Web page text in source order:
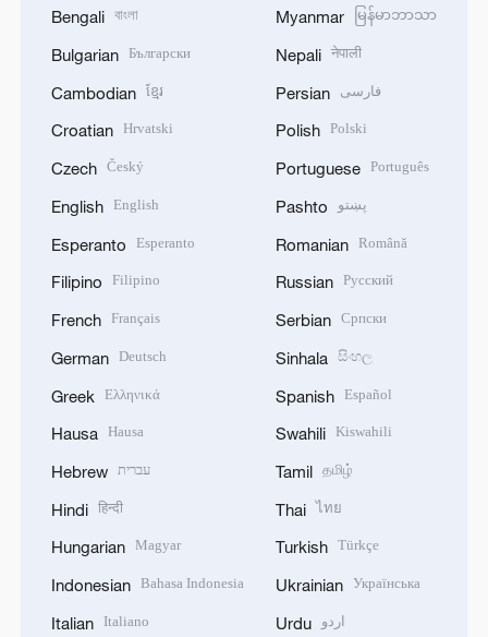
Bengali বাংলা
Bulgarian Български
Cambodian ខ្មែរ
Croatian Hrvatski
Czech Český
English English
Esperanto Esperanto
Filipino Filipino
French Français
German Deutsch
Greek Ελληνικά
Hausa Hausa
Hebrew עברית
Hindi हिन्दी
Hungarian Magyar
Indonesian Bahasa Indonesia
Italian Italiano
Myanmar မြန်မာဘာသာ
Nepali नेपाली
Persian فارسی
Polish Polski
Portuguese Português
Pashto پښتو
Romanian Română
Russian Русский
Serbian Српски
Sinhala සිංහල
Spanish Español
Swahili Kiswahili
Tamil தமிழ்
Thai ไทย
Turkish Türkçe
Ukrainian Українська
Urdu اردو